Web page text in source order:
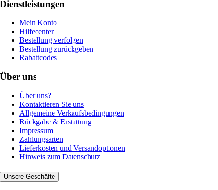
Dienstleistungen
Mein Konto
Hilfecenter
Bestellung verfolgen
Bestellung zurückgeben
Rabattcodes
Über uns
Über uns?
Kontaktieren Sie uns
Allgemeine Verkaufsbedingungen
Rückgabe & Erstattung
Impressum
Zahlungsarten
Lieferkosten und Versandoptionen
Hinweis zum Datenschutz
Unsere Geschäfte